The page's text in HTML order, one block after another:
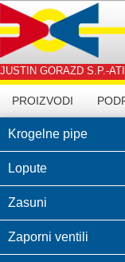
JUSTIN GORAZD S.P.-
PROIZVODI
Krogelne pipe
Lopute
Zasuni
Zaporni ventili